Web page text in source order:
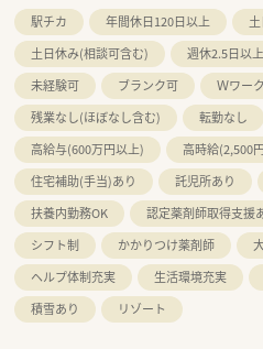
駅チカ 年間休日120日以上
土日休み(相談可含む)
週休2.5日以上
未経験可
ブランク可 Ｗワー
残業なし(ほぼなし含む)
転勤なし
高給与(600万円以上)
高時給(2,500
住宅補助(手当)あり
託児所あり
扶養内勤務OK
認定薬剤師取得支援
シフト制
かかりつけ薬剤師
ヘルプ体制充実
生活環境充実
積雪あり
リゾート